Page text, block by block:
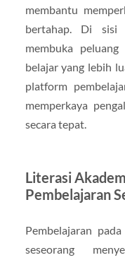
membantu
bertahap. Di sisi
membuka
belajar yang lebih
platform
memperkaya
secara tepat.
Literasi
Pembelajaran
Pembelajaran
seseorang